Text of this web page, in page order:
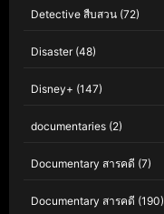
Detective สืบสวน (72)
Disaster(48)
Disney+ (147)
documentaries (2)
Documentary สารคดี (7)
Documentary สารคดี (190)